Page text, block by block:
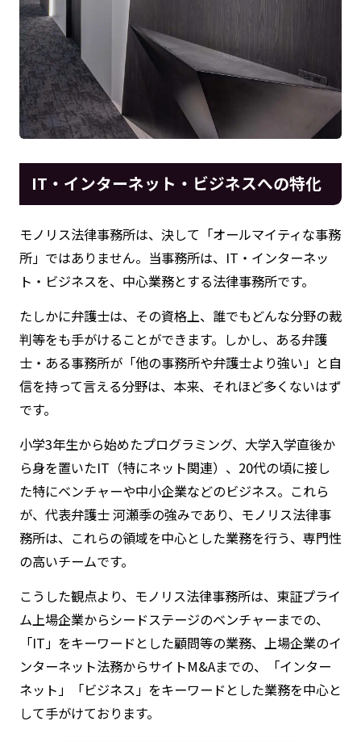
IT・インターネット・ビジネスへの特化
モノリス法律事務所は、決して「オールマイティな事務
所」ではありません。当事務所は、IT・インターネッ
ト・ビジネスを、中心業務とする法律事務所です。
たしかに弁護士は、その資格上、誰でもどんな分野の裁
判等をも手がけることができます。しかし、ある弁護
士・ある事務所が「他の事務所や弁護士より強い」と自
信を持って言える分野は、本来、それほど多くないはず
です。
小学3年生から始めたプログラミング、大学入学直後か
ら身を置いたIT（特にネット関連）、20代の頃に接し
た特にベンチャーや中小企業などのビジネス。これら
が、代表弁護士 河瀬季の強みであり、モノリス法律事
務所は、これらの領域を中心とした業務を行う、専門性
の高いチームです。
こうした観点より、モノリス法律事務所は、東証プライ
ム上場企業からシードステージのベンチャーまでの、
「IT」をキーワードとした顧問等の業務、上場企業のイ
ンターネット法務からサイトM&Aまでの、「インター
ネット」「ビジネス」をキーワードとした業務を中心と
して手がけております。